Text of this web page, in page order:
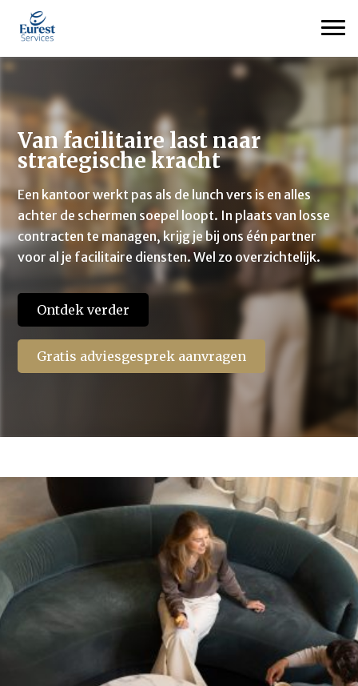
Van facilitaire last naar
strategische kracht
Een kantoor werkt pas als de lunch vers is en alles
achter de schermen soepel loopt. In plaats van losse
contracten te managen, krijg je bij ons één partner
voor al je facilitaire diensten. Wel zo overzichtelijk.
Ontdek verder
Gratis adviesgesprek aanvragen